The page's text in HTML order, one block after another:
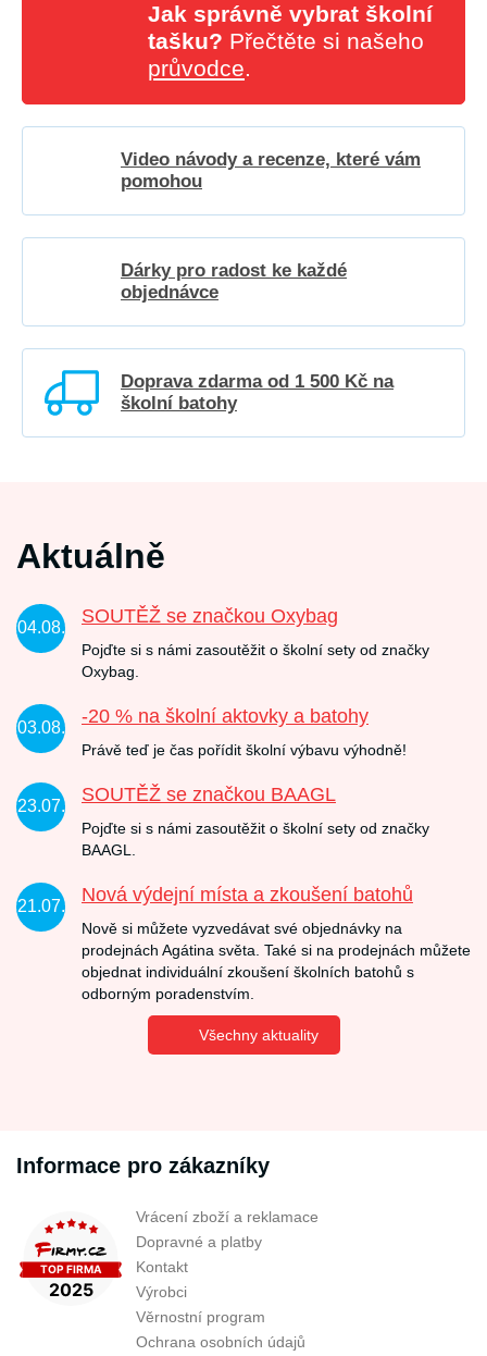
Jak správně vybrat školní
tašku? Přečtěte si našeho
průvodce.
Video návody a recenze, které vám
pomohou
Dárky pro radost ke každé
objednávce
Doprava zdarma od 1 500 Kč na
školní batohy
Aktuálně
04.08.
SOUTĚŽ se značkou Oxybag
Pojďte si s námi zasoutěžit o školní sety od značky
Oxybag.
03.08.
-20 % na školní aktovky a batohy
Právě teď je čas pořídit školní výbavu výhodně!
23.07.
SOUTĚŽ se značkou BAAGL
Pojďte si s námi zasoutěžit o školní sety od značky
BAAGL.
21.07.
Nová výdejní místa a zkoušení batohů
Nově si můžete vyzvedávat své objednávky na
prodejnách Agátina světa. Také si na prodejnách můžete
objednat individuální zkoušení školních batohů s
odborným poradenstvím.
Všechny aktuality
Informace pro zákazníky
Vrácení zboží a reklamace
Dopravné a platby
Kontakt
Výrobci
Věrnostní program
Ochrana osobních údajů